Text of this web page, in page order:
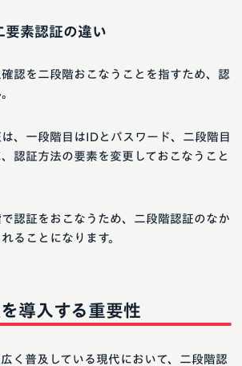
要素認証の違い
認を二段階おこなうことを指すため、認
、一段階目はIDとパスワード、二段階目
認証方法の要素を変更しておこなうこと
認証をおこなうため、二段階認証のなか
ることになります。
導入する重要性
く普及している現代において、二段階認